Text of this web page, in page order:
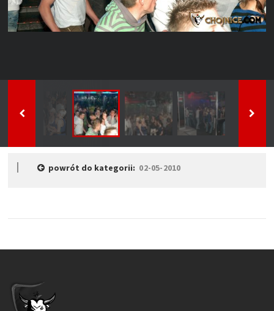
powrót do kategorii: 02-05-2010